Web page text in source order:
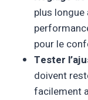
plus
pour le
Tester
doivent
facilement